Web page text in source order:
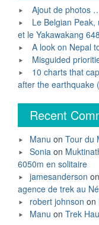
Ajout de photos
Le Belgian
et le Yakawakang
A look on Nepal
Misguided
10 charts that
after the earthquake
Recent
Manu on Tour du
Sonia on
6050m en solitaire
jamesanderson on
agence de trek au
robert johnson on
Manu on Trek